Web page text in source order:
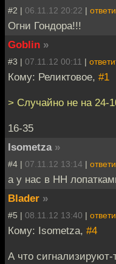
#2 | 06.11.12 20:22 |
Огни Гондора!!!
Goblin »
#3 | 07.11.12 00:11 |
Кому: Реликтовое, #1
> Случайно не на 24-
16-35
Isometza »
#4 | 07.11.12 13:14 |
а у нас в НН
Blader »
#5 | 08.11.12 13:40 |
Кому: Isometza, #4
А что сигнализируют-